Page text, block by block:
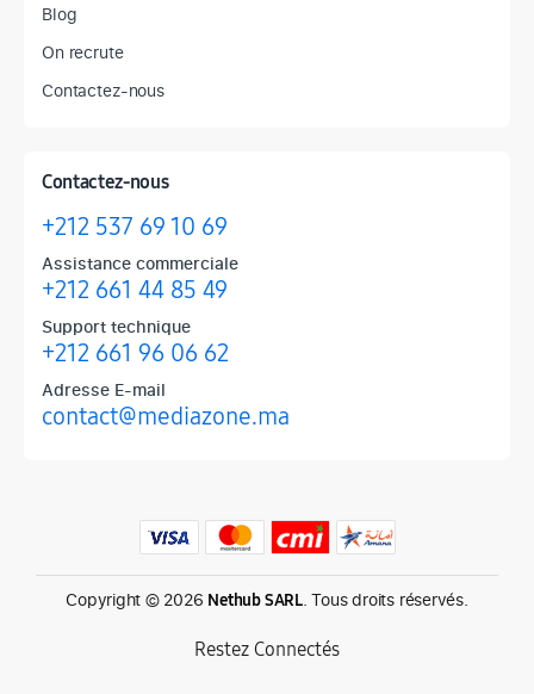
Blog
On recrute
Contactez-nous
Contactez-nous
+212 537 69 10 69
Assistance commerciale
+212 661 44 85 49
Support technique
+212 661 96 06 62
Adresse E-mail
contact@mediazone.ma
Produits phares chez Mediazone
Retrouvez chez Mediazone les références incontournables :
Copyright © 2026 Nethub SARL. Tous droits réservés.
Restez Connectés